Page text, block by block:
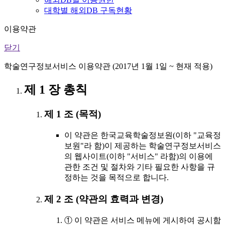
대학별 해외DB 구독현황
이용약관
닫기
학술연구정보서비스 이용약관 (2017년 1월 1일 ~ 현재 적용)
제 1 장 총칙
제 1 조 (목적)
이 약관은 한국교육학술정보원(이하 "교육정
보원"라 함)이 제공하는 학술연구정보서비스
의 웹사이트(이하 "서비스" 라함)의 이용에
관한 조건 및 절차와 기타 필요한 사항을 규
정하는 것을 목적으로 합니다.
제 2 조 (약관의 효력과 변경)
① 이 약관은 서비스 메뉴에 게시하여 공시함